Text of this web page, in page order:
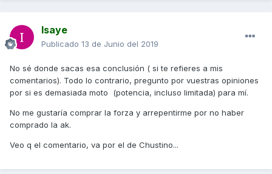
Isaye
Publicado 13 de Junio del 2019
No sé donde sacas esa conclusión ( si te refieres a mis
comentarios). Todo lo contrario, pregunto por vuestras opiniones
por si es demasiada moto (potencia, incluso limitada) para mí.
No me gustaría comprar la forza y arrepentirme por no haber
comprado la ak.
Veo q el comentario, va por el de Chustino...